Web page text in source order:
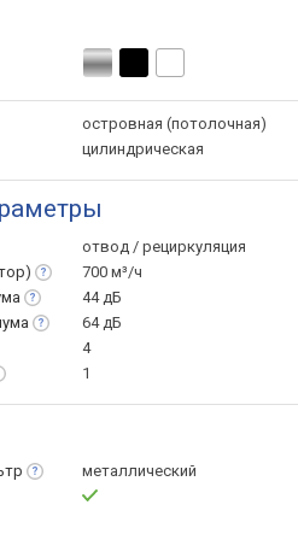
островная (потолочная)
цилиндрическая
отвод / рециркуляция
700 м³/ч
44 дБ
64 дБ
4
1
металлический